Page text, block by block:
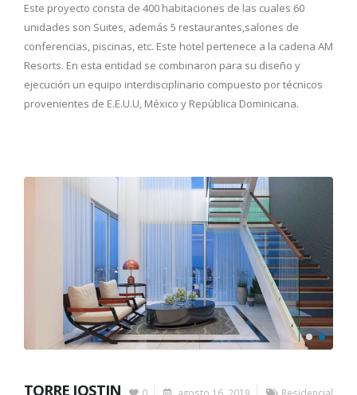
Este proyecto consta de 400 habitaciones de las cuales 60
unidades son Suites, además 5 restaurantes,salones de
conferencias, piscinas, etc. Este hotel pertenece a la cadena AM
Resorts. En esta entidad se combinaron para su diseño y
ejecución un equipo interdisciplinario compuesto por técnicos
provenientes de E.E.U.U, México y República Dominicana.
TORRE JOSTIN